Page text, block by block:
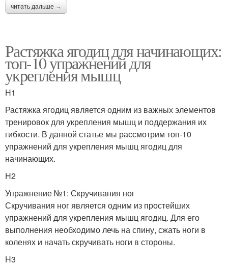
читать дальше →
Растяжка ягодиц для начинающих:
топ-10 упражнений для
укрепления мышц
H1
Растяжка ягодиц является одним из важных элементов
тренировок для укрепления мышц и поддержания их
гибкости. В данной статье мы рассмотрим топ-10
упражнений для укрепления мышц ягодиц для
начинающих.
H2
Упражнение №1: Скручивания ног
Скручивания ног является одним из простейших
упражнений для укрепления мышц ягодиц. Для его
выполнения необходимо лечь на спину, сжать ноги в
коленях и начать скручивать ноги в стороны.
H3